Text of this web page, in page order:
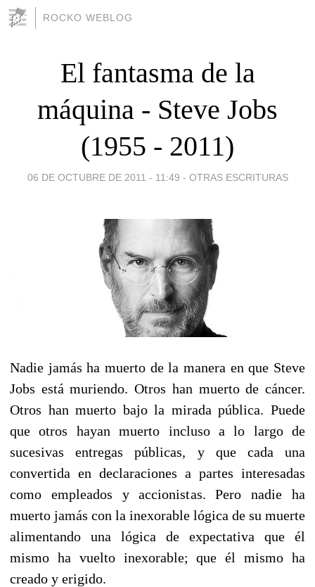
ROCKO WEBLOG
El fantasma de la
máquina - Steve Jobs
(1955 - 2011)
06 DE OCTUBRE DE 2011 - 11:49 - OTRAS ESCRITURAS
Nadie jamás ha muerto de la manera en que Steve
Jobs está muriendo. Otros han muerto de cáncer.
Otros han muerto bajo la mirada pública. Puede
que otros hayan muerto incluso a lo largo de
sucesivas entregas públicas, y que cada una
convertida en declaraciones a partes interesadas
como empleados y accionistas. Pero nadie ha
muerto jamás con la inexorable lógica de su muerte
alimentando una lógica de expectativa que él
mismo ha vuelto inexorable; que él mismo ha
creado y erigido.